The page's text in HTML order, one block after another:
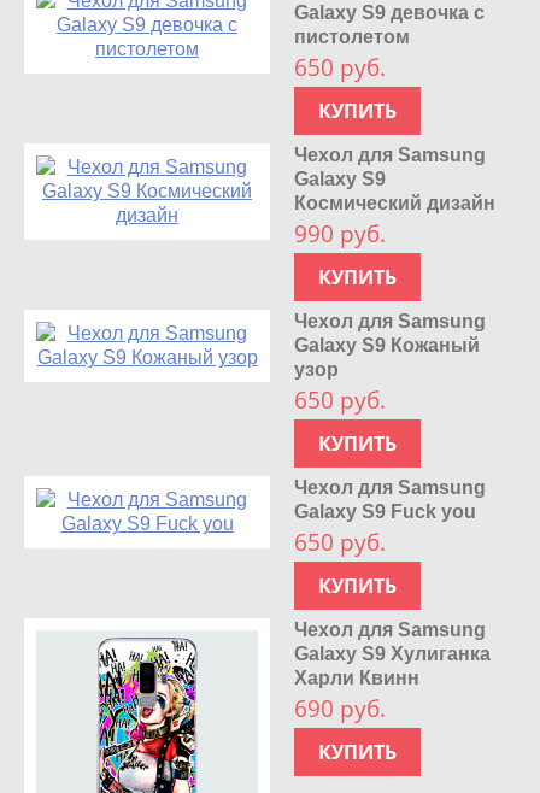
Galaxy S9 девочка с
пистолетом
650 руб.
КУПИТЬ
Чехол для Samsung
Galaxy S9
Космический дизайн
990 руб.
КУПИТЬ
Чехол для Samsung
Galaxy S9 Кожаный
узор
650 руб.
КУПИТЬ
Чехол для Samsung
Galaxy S9 Fuck you
650 руб.
КУПИТЬ
Чехол для Samsung
Galaxy S9 Хулиганка
Харли Квинн
690 руб.
КУПИТЬ